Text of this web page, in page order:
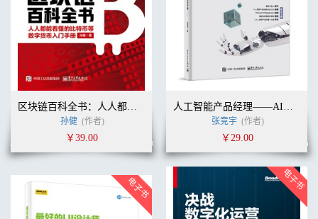
区块链百科全书：人人都能看懂的比特币等数字货币入门手册
孙健 (作者)
￥39.00
人工智能产品经理——AI时代PM修炼手册
张竞宇 (作者)
￥29.00